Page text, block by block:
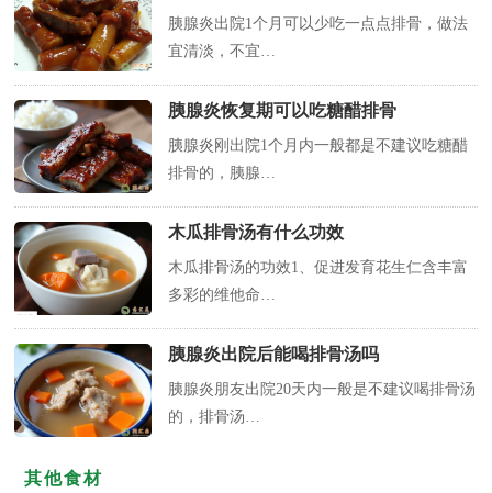
胰腺炎出院1个月可以少吃一点点排骨，做法
宜清淡，不宜…
胰腺炎恢复期可以吃糖醋排骨
胰腺炎刚出院1个月内一般都是不建议吃糖醋
排骨的，胰腺…
木瓜排骨汤有什么功效
木瓜排骨汤的功效1、促进发育花生仁含丰富
多彩的维他命…
胰腺炎出院后能喝排骨汤吗
胰腺炎朋友出院20天内一般是不建议喝排骨汤
的，排骨汤…
其他食材